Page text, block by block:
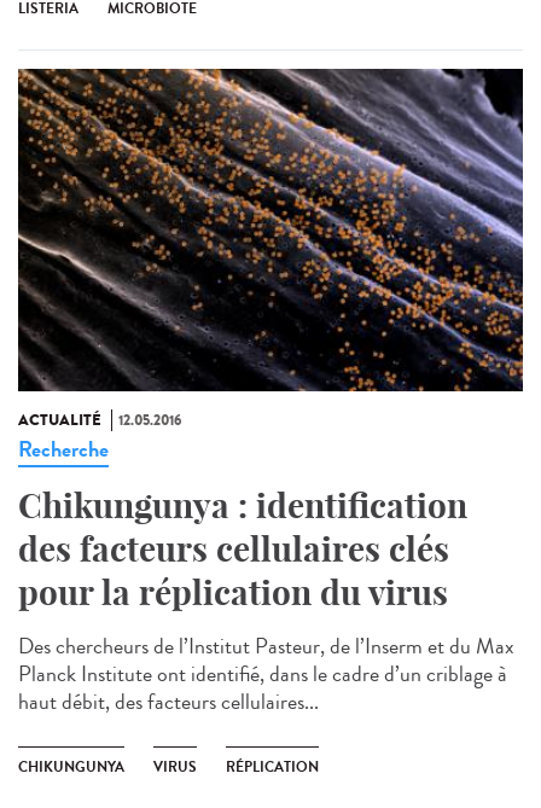
LISTERIA MICROBIOTE
ACTUALITÉ 12.05.2016
Recherche
Chikungunya : identification
des facteurs cellulaires clés
pour la réplication du virus
Des chercheurs de l’Institut Pasteur, de l’Inserm et du Max
Planck Institute ont identifié, dans le cadre d’un criblage à
haut débit, des facteurs cellulaires...
CHIKUNGUNYA VIRUS RÉPLICATION